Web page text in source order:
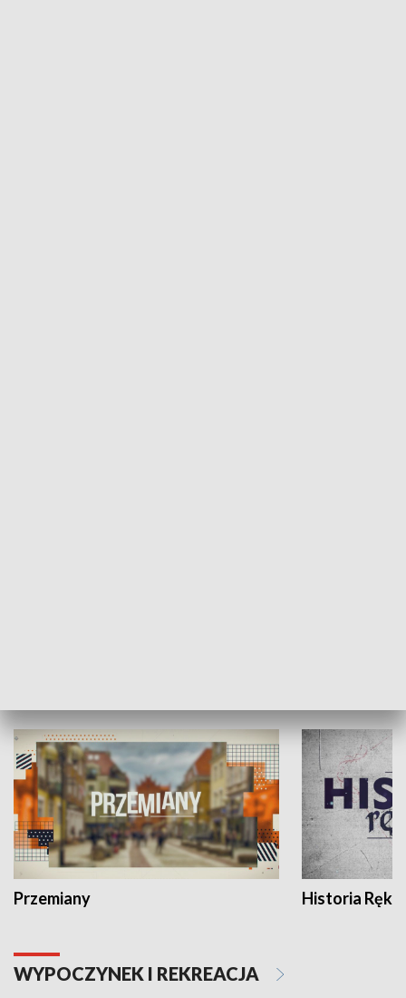
Przemiany Historia Ręką
WYPOCZYNEK I REKREACJA